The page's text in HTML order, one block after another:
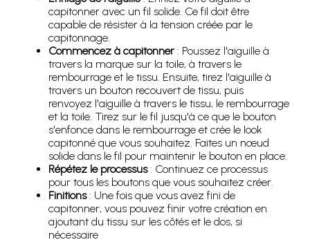
capitonner avec un fil solide. Ce fil doit être
capable de résister à la tension créée par le
capitonnage.
Commencez à capitonner: Poussez l'aiguille à
travers la marque sur la toile, à travers le
rembourrage et le tissu. Ensuite, tirez l'aiguille à
travers un bouton recouvert de tissu, puis
renvoyez l'aiguille à travers le tissu, le rembourrage
et la toile. Tirez sur le fil jusqu'à ce que le bouton
s'enfonce dans le rembourrage et crée le look
capitonné que vous souhaitez. Faites un nœud
solide dans le fil pour maintenir le bouton en place.
Répétez le processus: Continuez ce processus
pour tous les boutons que vous souhaitez créer.
Finitions: Une fois que vous avez fini de
capitonner, vous pouvez finir votre création en
ajoutant du tissu sur les côtés et le dos, si
nécessaire